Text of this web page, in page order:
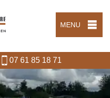
MENU
07 61 85 18 71